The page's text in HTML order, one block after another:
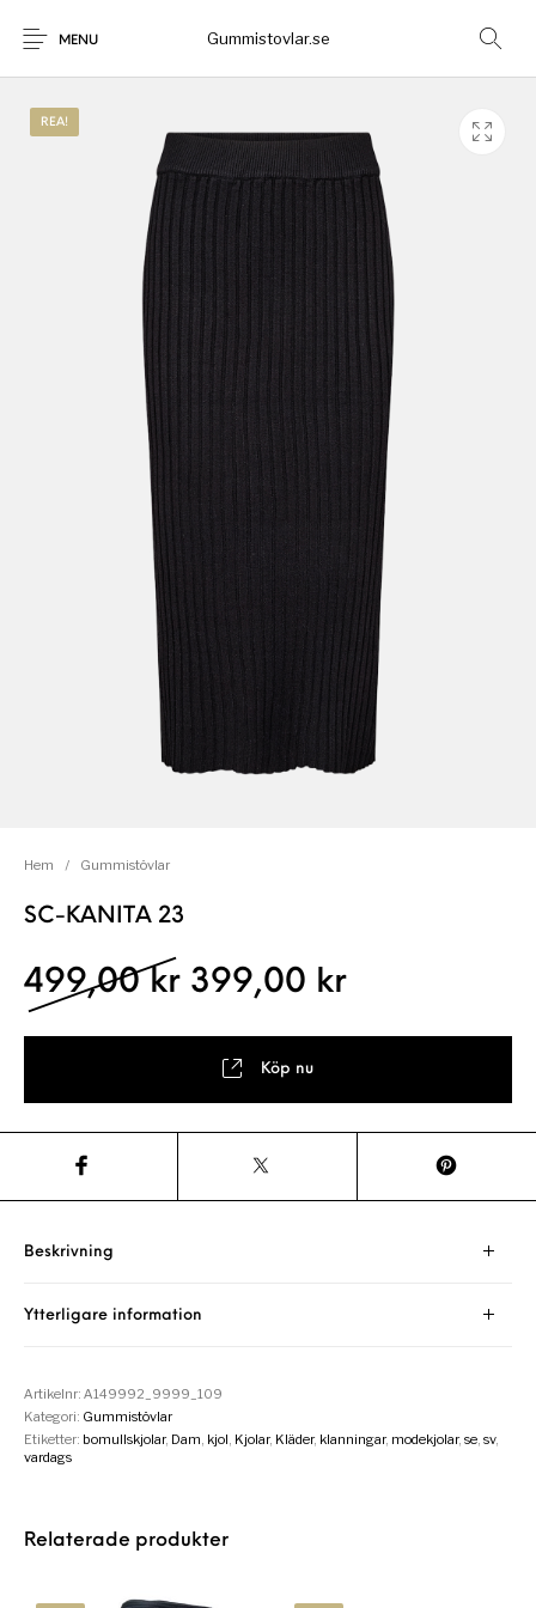
MENU Gummistovlar.se
Rea!
REA!
Hem / Gummistövlar
SC-KANITA 23
499,00 kr Det ursprungliga
399,00 krDet
Köp nu
Beskrivning
Ytterligare information
Artikelnr:A149992_9999_109
Kategori: Gummistövlar
Etiketter: bomullskjolar, Dam kjol Kjolar, Kläder, klanningar, modekjolar,se ,sv,
vardags
Relaterade produkter